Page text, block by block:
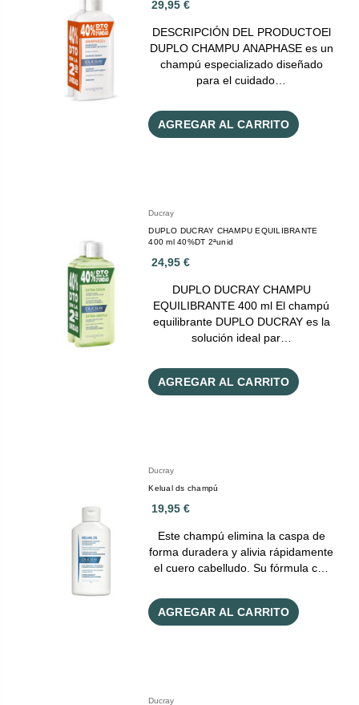
29,95 €
DESCRIPCIÓN DEL PRODUCTOEl
DUPLO CHAMPU ANAPHASE es un
champú especializado diseñado
para el cuidado…
AGREGAR AL CARRITO
Ducray
DUPLO DUCRAY CHAMPU EQUILIBRANTE
400 ml 40%DT 2ªunid
24,95 €
DUPLO DUCRAY CHAMPU
EQUILIBRANTE 400 ml El champú
equilibrante DUPLO DUCRAY es la
solución ideal par…
AGREGAR AL CARRITO
Ducray
Kelual ds champú
19,95 €
Este champú elimina la caspa de
forma duradera y alivia rápidamente
el cuero cabelludo. Su fórmula c…
AGREGAR AL CARRITO
Ducray